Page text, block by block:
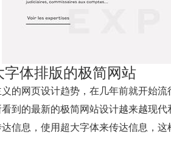
字体排版的极简网站
的网页设计趋势，在几年前就开始
到的最新的极简网站设计越来越现
信息，使用超大字体来传达信息，